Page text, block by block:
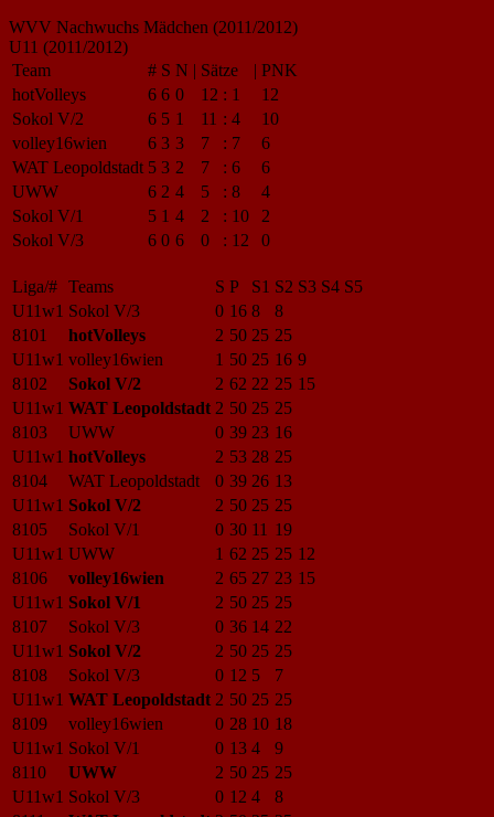
WVV Nachwuchs Mädchen (2011/2012)
U11 (2011/2012)
Team
# S N | Sätze | PNK
hotVolleys
6 6 0 12 : 1
12
Sokol V/2
6 5 1 11 : 4
10
volley16wien
6 3 3 7 : 7
6
WAT Leopoldstadt 5 3 2 7 : 6
6
UWW
6 2 4 5 : 8
4
Sokol V/1
5 1 4 2 : 10
2
Sokol V/3
6 0 6 0 : 12 0
Liga/# Teams S P S1 S2 S3 S4 S5
U11w1 Sokol V/3 0 16 8
8
8101
hotVolleys 2 50 25 25
U11w1 volley16wien 1 50 25 16 9
8102
Sokol V/2 2 62 22 25 15
U11w1 WAT Leopoldstadt 2 50 25 25
8103
UWW 0 39 23 16
U11w1 hotVolleys 2 53 28 25
8104
WAT Leopoldstadt 0 39 26 13
U11w1 Sokol V/2 2 50 25 25
8105
Sokol V/1 0 30 11 19
U11w1 UWW 1 62 25 25 12
8106
volley16wien 2 65 27 23 15
U11w1 Sokol V/1 2 50 25 25
8107
Sokol V/3 0 36 14 22
U11w1 Sokol V/2 2 50 25 25
8108
Sokol V/3 0 12 5
7
U11w1 WAT Leopoldstadt 2 50 25 25
8109
volley16wien 0 28 10 18
U11w1 Sokol V/1 0 13 4
9
8110
UWW 2 50 25 25
U11w1 Sokol V/3 0 12 4
8